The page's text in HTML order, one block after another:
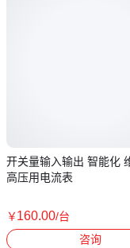
开关量输入输出 智能化
高压用电流表
￥160.00/台
咨询